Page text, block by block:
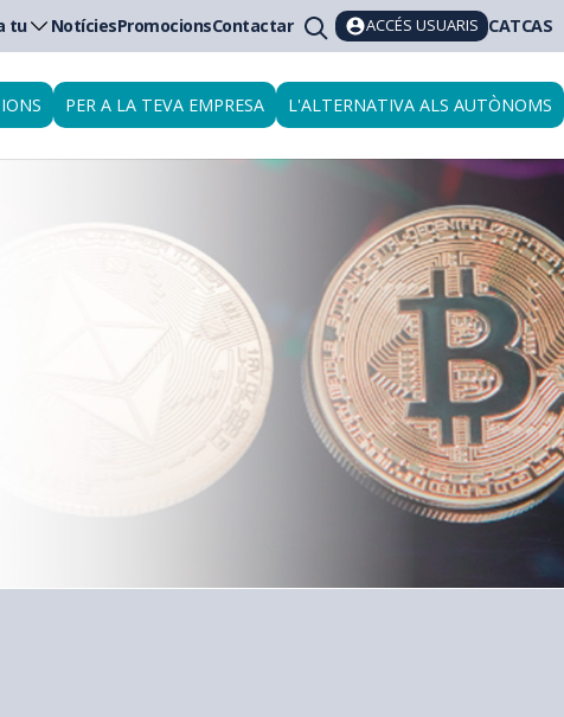
tu NotíciesPromocionsContactar ACCÉS USUARIS CATCAS
PER A LA TEVA EMPRESA L'ALTERNATIVA ALS AUTÒNOMS